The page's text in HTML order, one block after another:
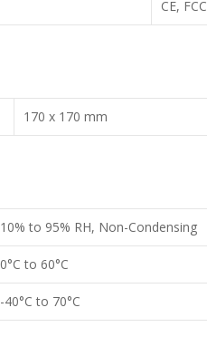
CE, FCC
170 x 170 mm
10% to 95% RH, Non-Condensing
0°C to 60°C
-40°C to 70°C